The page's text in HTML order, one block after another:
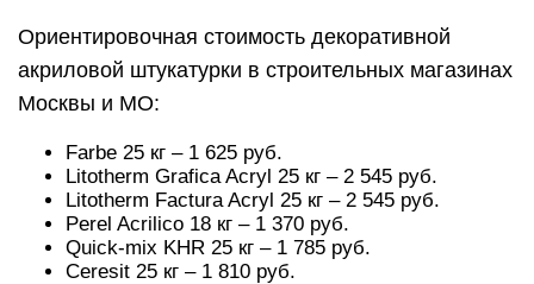
Ориентировочная стоимость декоративной
акриловой штукатурки в строительных магазинах
Москвы и МО:
Farbe 25 кг – 1 625 руб.
Litotherm Grafica Acryl 25 кг – 2 545 руб.
Litotherm Factura Acryl 25 кг – 2 545 руб.
Perel Acrilico 18 кг – 1 370 руб.
Quick-mix KHR 25 кг – 1 785 руб.
Ceresit 25 кг – 1 810 руб.